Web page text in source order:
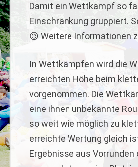
Damit ein Wettkampf so
Einschränkung gruppiert.
😉 Weitere Informationen
In Wettkämpfen wird die
erreichten Höhe beim
vorgenommen. Die
eine ihnen unbekannte
so weit wie möglich zu
erreichte Wertung gleich
Ergebnisse aus Vorrunden